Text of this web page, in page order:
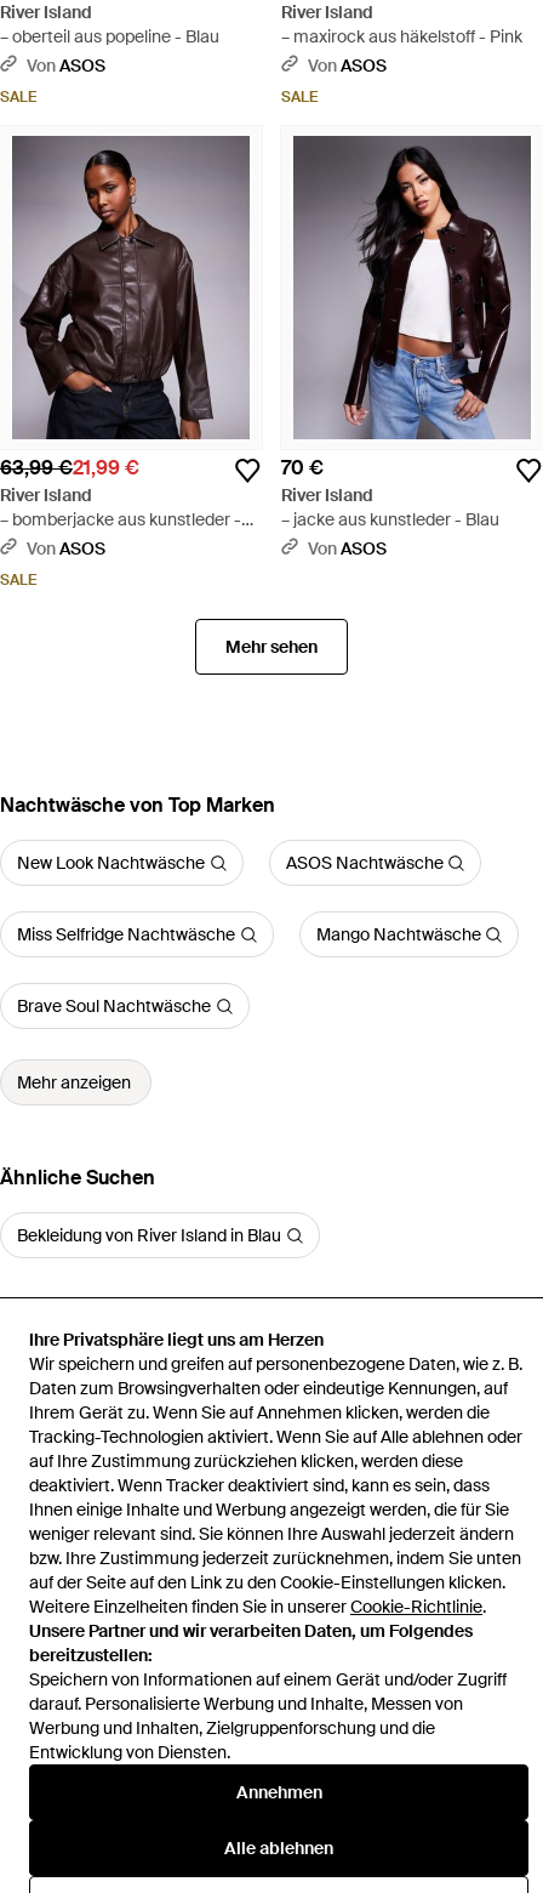
Ihre Privatsphäre liegt uns am Herzen
Wir speichern und greifen auf personenbezogene Daten, wie z. B.
Daten zum Browsingverhalten oder eindeutige Kennungen, auf
Ihrem Gerät zu. Wenn Sie auf Annehmen klicken, werden die
Tracking-Technologien aktiviert. Wenn Sie auf Alle ablehnen oder
auf Ihre Zustimmung zurückziehen klicken, werden diese
deaktiviert. Wenn Tracker deaktiviert sind, kann es sein, dass
Ihnen einige Inhalte und Werbung angezeigt werden, die für Sie
weniger relevant sind. Sie können Ihre Auswahl jederzeit ändern
bzw. Ihre Zustimmung jederzeit zurücknehmen, indem Sie unten
auf der Seite auf den Link zu den Cookie-Einstellungen klicken.
Weitere Einzelheiten finden Sie in unsererCookie-Richtlinie.
Unsere Partner und wir verarbeiten Daten, um Folgendes
bereitzustellen:
Speichern von Informationen auf einem Gerät und/oder Zugriff
darauf. Personalisierte Werbung und Inhalte, Messen von
Werbung und Inhalten, Zielgruppenforschung und die
Entwicklung von Diensten.
Annehmen
Alle ablehnen
River Island
– oberteil aus popeline - Blau
VonASOS
SALE
River Island
– maxirock aus häkelstoff - Pink
VonASOS
SALE
63,99 €21,99 €
River Island
– bomberjacke aus kunstleder -
Braun
VonASOS
SALE
70 €
River Island
– jacke aus kunstleder - Blau
VonASOS
Mehr sehen
Nachtwäsche von Top Marken
New Look Nachtwäsche ASOS Nachtwäsche
Miss Selfridge Nachtwäsche Mango Nachtwäsche
Brave Soul Nachtwäsche
Mehr anzeigen
Ähnliche Suchen
Bekleidung von River Island in Blau
Startseite Damen Nachtwäsche – loungewear-set aus jersey
Hilfe und Informationen